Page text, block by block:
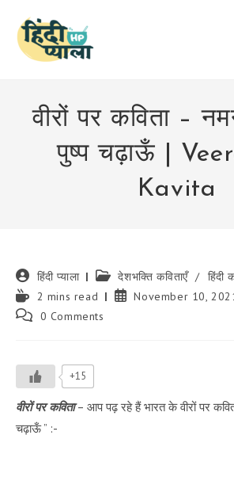
content
वीरों पर कविता –
पुष्प चढ़ाऊँ |
Kavita
Post
author:
हिंदी प्याला
Post
category:
देशभक्ति कविताएँ / हिंदी
Reading
time:
2 mins read
PostNovember 10,
Post 0 Comments
+15
वीरों पर कविता– आप पढ़ रहे हैं भारत के वीरों पर
चढ़ाऊँ ” :-